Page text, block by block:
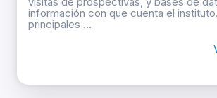
información con que cuenta el
principales ...